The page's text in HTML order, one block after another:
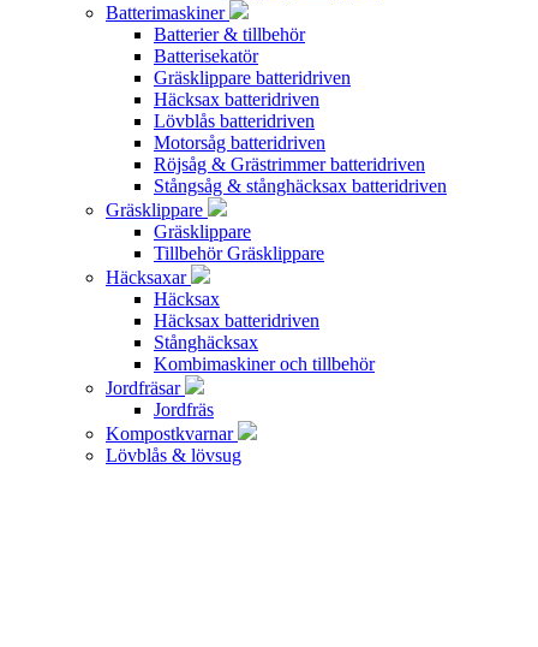
Batterimaskiner
Batterier & tillbehör
Batterisekatör
Gräsklippare batteridriven
Häcksax batteridriven
Lövblås batteridriven
Motorsåg batteridriven
Röjsåg & Grästrimmer batteridriven
Stångsåg & stånghäcksax batteridriven
Gräsklippare
Gräsklippare
Tillbehör Gräsklippare
Häcksaxar
Häcksax
Häcksax batteridriven
Stånghäcksax
Kombimaskiner och tillbehör
Jordfräsar
Jordfräs
Kompostkvarnar
Lövblås & lövsug